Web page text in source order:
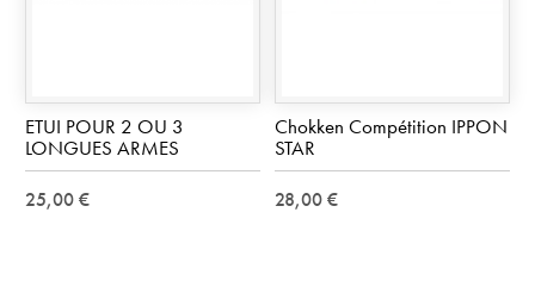
ETUI POUR 2 OU 3
LONGUES ARMES
25,00 €
Chokken Compétition IPPON
STAR
28,00 €